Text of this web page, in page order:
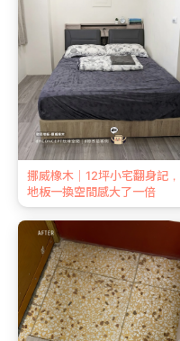
挪威橡木｜12坪小宅翻身記，
地板一換空間感大了一倍